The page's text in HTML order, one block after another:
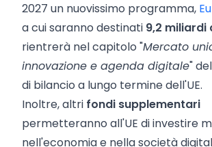
2027 un nuovissimo programma,
a cui saranno destinati 9,2 miliardi
rientrerà nel capitolo "Mercato
innovazione e agenda digitale"
di bilancio a lungo termine dell'UE.
Inoltre, altri fondi supplementari
permetteranno all'UE di investire
nell'economia e nella società